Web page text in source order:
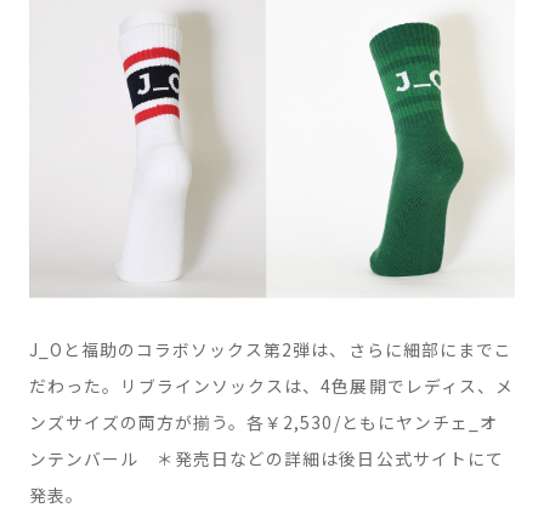
J_Oと福助のコラボソックス第2弾は、さらに細部にまでこ
だわった。リブラインソックスは、4色展開でレディス、メ
ンズサイズの両方が揃う。各￥2,530/ともにヤンチェ_オ
ンテンバール ＊発売日などの詳細は後日公式サイトにて
発表。